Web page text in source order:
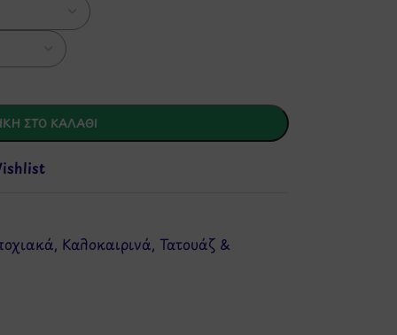
ΣΤΟ ΚΑΛΆΘΙ
, Καλοκαιρινά, Τατουάζ &